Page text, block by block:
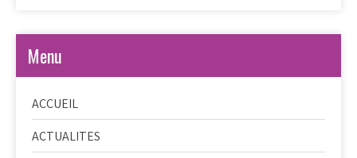
Menu
ACCUEIL
ACTUALITES